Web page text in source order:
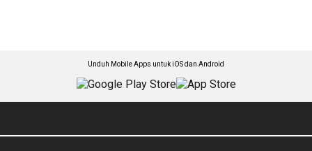
Unduh Mobile Apps untuk iOS dan Android